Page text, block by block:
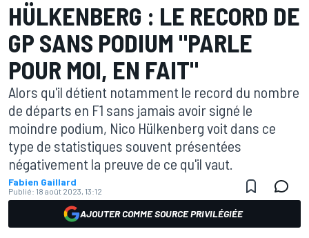
HÜLKENBERG : LE RECORD DE
GP SANS PODIUM "PARLE
POUR MOI, EN FAIT"
Alors qu'il détient notamment le record du nombre
de départs en F1 sans jamais avoir signé le
moindre podium, Nico Hülkenberg voit dans ce
type de statistiques souvent présentées
négativement la preuve de ce qu'il vaut.
Fabien Gaillard
Publié: 18 août 2023, 13:12
AJOUTER COMME SOURCE PRIVILÉGIÉE